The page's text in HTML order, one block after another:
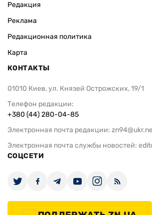
Редакция
Реклама
Редакционная политика
Карта
КОНТАКТЫ
01010 Киев, ул. Князей Острожских, 19/1
Телефон редакции:
+380 (44) 280-04-85
Электронная почта редакции:
Электронная почта службы новостей:
СОЦСЕТИ